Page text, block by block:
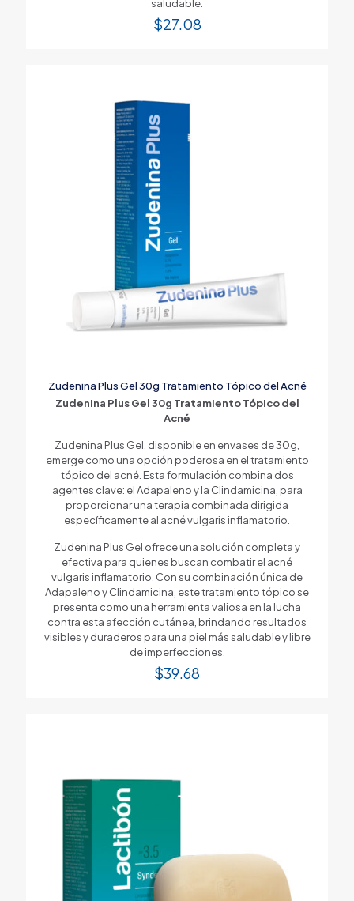
saludable.
$27.08
Zudenina Plus Gel 30g Tratamiento Tópico del Acné
Zudenina Plus Gel 30g Tratamiento Tópico del
Acné
Zudenina Plus Gel, disponible en envases de 30g,
emerge como una opción poderosa en el tratamiento
tópico del acné. Esta formulación combina dos
agentes clave: el Adapaleno y la Clindamicina, para
proporcionar una terapia combinada dirigida
específicamente al acné vulgaris inflamatorio.
Zudenina Plus Gel ofrece una solución completa y
efectiva para quienes buscan combatir el acné
vulgaris inflamatorio. Con su combinación única de
Adapaleno y Clindamicina, este tratamiento tópico se
presenta como una herramienta valiosa en la lucha
contra esta afección cutánea, brindando resultados
visibles y duraderos para una piel más saludable y libre
de imperfecciones.
$39.68